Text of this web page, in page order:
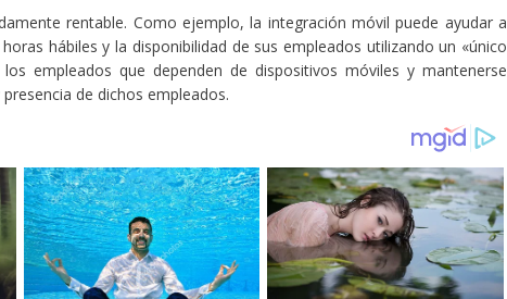
rentable. Como ejemplo, la integración móvil puede ayudar a
hábiles y la disponibilidad de sus empleados utilizando un «único
empleados que dependen de dispositivos móviles y mantenerse
de dichos empleados.